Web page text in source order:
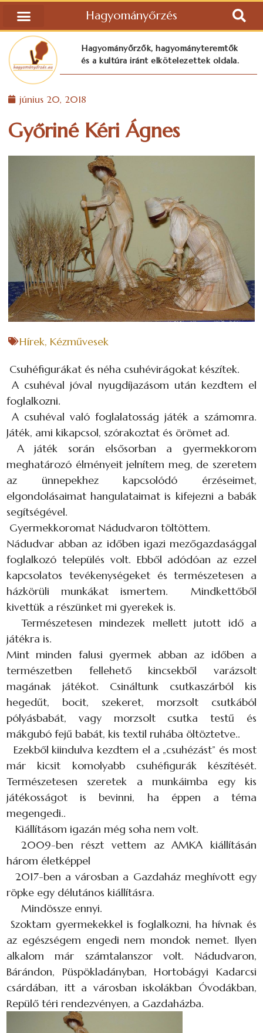
Hagyományőrzés
Hagyományőrzők, hagyományteremtők
és a kultúra iránt elkötelezettek oldala.
június 20, 2018
Győriné Kéri Ágnes
Hírek,Kézművesek
Csuhéfigurákat és néha csuhévirágokat készítek.
A csuhéval jóval nyugdíjazásom után kezdtem el
foglalkozni.
A csuhéval való foglalatosság játék a számomra.
Játék, ami kikapcsol, szórakoztat és örömet ad.
A játék során elsősorban a gyermekkorom
meghatározó élményeit jelnítem meg, de szeretem
az ünnepekhez kapcsolódó érzéseimet,
elgondolásaimat hangulataimat is kifejezni a babák
segítségével.
Gyermekkoromat Nádudvaron töltöttem.
Nádudvar abban az időben igazi mezőgazdasággal
foglalkozó település volt. Ebből adódóan az ezzel
kapcsolatos tevékenységeket és természetesen a
házkörüli munkákat ismertem. Mindkettőből
kivettük a részünket mi gyerekek is.
Természetesen mindezek mellett jutott idő a
játékra is.
Mint minden falusi gyermek abban az időben a
természetben fellehető kincsekből varázsolt
magának játékot. Csináltunk csutkaszárból kis
hegedűt, bocit, szekeret, morzsolt csutkából
pólyásbabát, vagy morzsolt csutka testű és
mákgubó fejű babát, kis textil ruhába öltöztetve..
Ezekből kiindulva kezdtem el a „csuhézást” és most
már kicsit komolyabb csuhéfigurák készítését.
Természetesen szeretek a munkáimba egy kis
játékosságot is bevinni, ha éppen a téma
megengedi..
Kiállításom igazán még soha nem volt.
2009-ben részt vettem az AMKA kiállításán
három életképpel
2017-ben a városban a Gazdaház meghívott egy
röpke egy délutános kiállításra.
Mindössze ennyi.
Szoktam gyermekekkel is foglalkozni, ha hívnak és
az egészségem engedi nem mondok nemet. Ilyen
alkalom már számtalanszor volt. Nádudvaron,
Bárándon, Püspökladányban, Hortobágyi Kadarcsi
csárdában, itt a városban iskolákban Óvodákban,
Repülő téri rendezvényen, a Gazdaházba.